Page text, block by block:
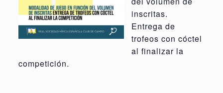
inscritas.
Entrega de
trofeos con cóctel
al finalizar la
competición.